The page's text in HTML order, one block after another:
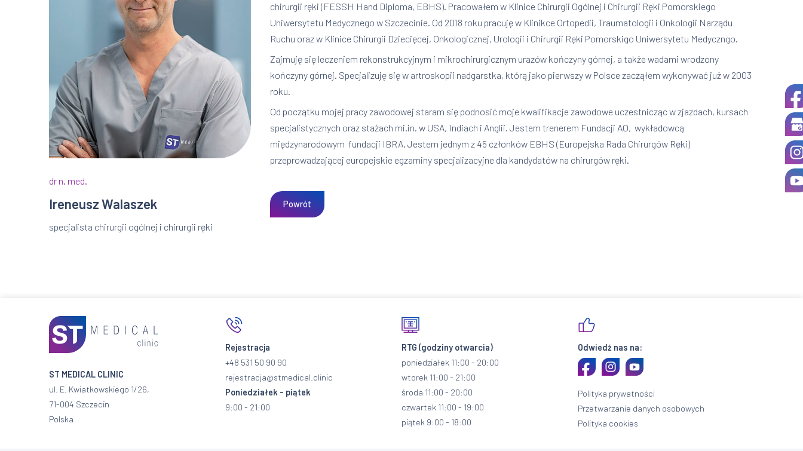
dr n. med.
Ireneusz Walaszek
specjalista chirurgii ogólnej i chirurgii ręki
chirurgii ręki (FESSH Hand Diploma, EBHS). Pracowałem w Klinice Chirurgii Ogólnej i Chirurgii Ręki Pomorskiego
Uniwersytetu Medycznego w Szczecinie. Od 2018 roku pracuję w Klinikce Ortopedii, Traumatologii i Onkologii Narządu
Ruchu oraz w Klinice Chirurgii Dziecięcej, Onkologicznej, Urologii i Chirurgii Ręki Pomorskigo Uniwersytetu Medyczngo.
Zajmuję się leczeniem rekonstrukcyjnym i mikrochirurgicznym urazów kończyny górnej, a także wadami wrodzony
kończyny górnej. Specjalizuję się w artroskopii nadgarstka, którą jako pierwszy w Polsce zacząłem wykonywać już w 2003
roku.
Od początku mojej pracy zawodowej staram się podnosić moje kwalifikacje zawodowe uczestnicząc w zjazdach, kursach
specjalistycznych oraz stażach mi.in. w USA, Indiach i Anglii. Jestem trenerem Fundacji AO, wykładowcą
międzynarodowym fundacji IBRA. Jestem jednym z 45 członków EBHS (Europejska Rada Chirurgów Ręki)
przeprowadzającej europejskie egzaminy specjalizacyjne dla kandydatów na chirurgów ręki.
Powrót
ST MEDICAL CLINIC
ul. E. Kwiatkowskiego 1/26,
71-004 Szczecin
Polska
Rejestracja
+48 531 50 90 90
rejestracja@stmedical.clinic
Poniedziałek - piątek
9:00 - 21:00
RTG (godziny otwarcia)
poniedziałek 11:00 - 20:00
wtorek 11:00 - 21:00
środa 11:00 - 20:00
czwartek 11:00 - 19:00
piątek 9:00 - 18:00
Odwiedź nas na:
Polityka prywatności
Przetwarzanie danych osobowych
Polityka cookies